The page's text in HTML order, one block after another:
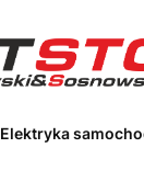
Elektryka